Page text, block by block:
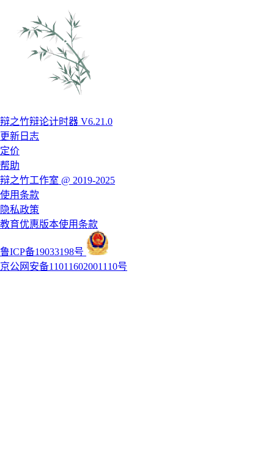
辩之竹辩论计时器 V6.21.0
更新日志
定价
帮助
辩之竹工作室 @ 2019-2025
使用条款
隐私政策
教育优惠版本使用条款
鲁ICP备19033198号
京公网安备11011602001110号